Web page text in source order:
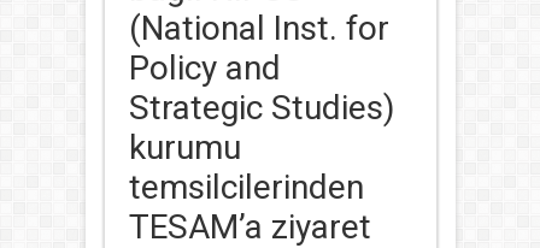
(National Inst. for
Policy and
Strategic Studies)
kurumu
temsilcilerinden
TESAM’a ziyaret